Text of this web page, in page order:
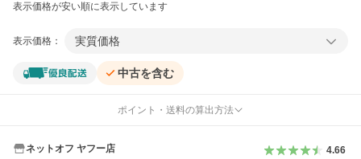
表示価格が安い順に表示しています
表示価格： 実質価格
中古を含む
ポイント・送料の算出方法
ネットオフ ヤフー店 4.66